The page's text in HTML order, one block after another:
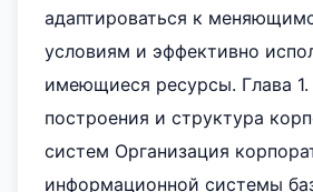
адаптироваться к
условиям и эффективно
имеющиеся ресурсы. Глава
построения и структура
систем Организация
информационной системы